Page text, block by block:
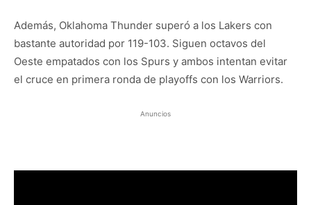
Además, Oklahoma Thunder superó a los Lakers con
bastante autoridad por 119-103. Siguen octavos del
Oeste empatados con los Spurs y ambos intentan evitar
el cruce en primera ronda de playoffs con los Warriors.
Anuncios